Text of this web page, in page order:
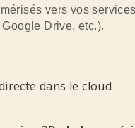
vers vos
Drive, etc.).